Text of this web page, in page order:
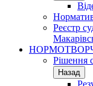
Реєстр
Рішення
Назад